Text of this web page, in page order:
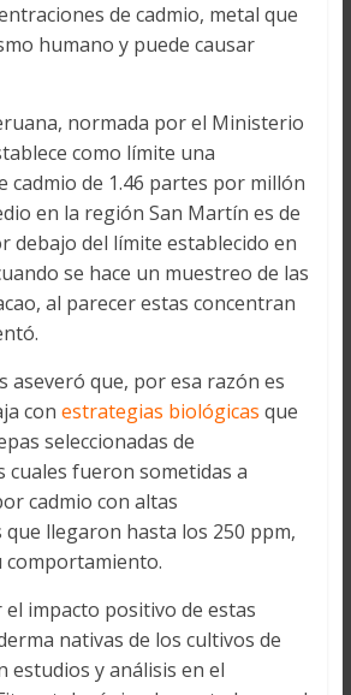
de cadmio, metal que
humano y puede causar
normada por el Ministerio
como límite una
cadmio de 1.46 partes por millón
en la región San Martín es de
debajo del límite establecido en
se hace un muestreo de las
al parecer estas concentran
aseveró que, por esa razón es
con estrategias biológicas que
seleccionadas de
cuales fueron sometidas a
cadmio con altas
llegaron hasta los 250 ppm,
comportamiento.
impacto positivo de estas
nativas de los cultivos de
estudios y análisis en el